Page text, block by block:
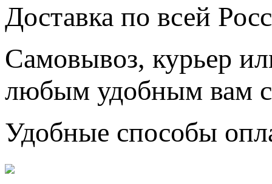
Доставка по всей
Самовывоз, курьер
любым удобным вам
Удобные способы